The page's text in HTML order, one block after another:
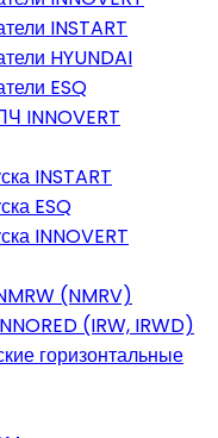
INSTART
HYUNDAI
ESQ
INNOVERT
INSTART
ESQ
INNOVERT
(NMRV)
(IRW, IRWD)
горизонтальные